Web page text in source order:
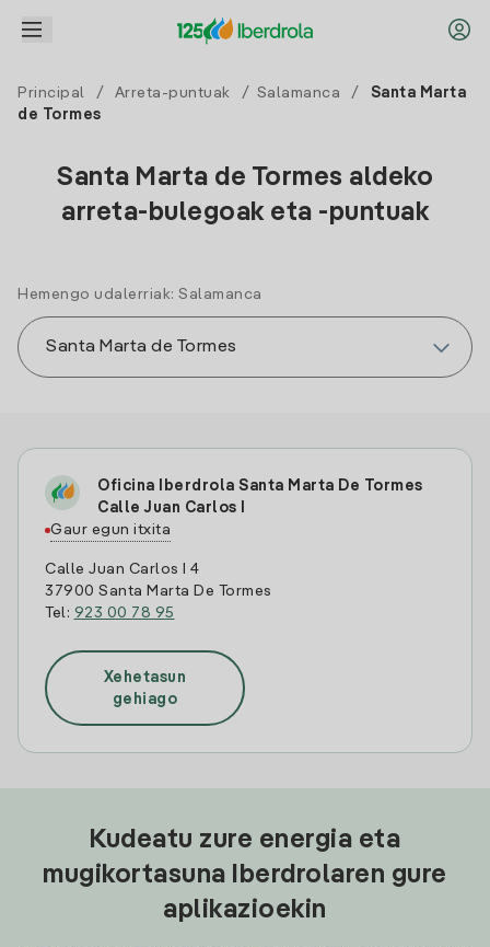
Principal / Arreta-puntuak / Salamanca /
Santa Marta
de Tormes
Santa Marta de Tormes aldeko
arreta-bulegoak eta -puntuak
Hemengo udalerriak: Salamanca
Oficina Iberdrola Santa Marta De Tormes
Calle Juan Carlos I
Gaur egun itxita
Calle Juan Carlos I 4
37900 Santa Marta De Tormes
Tel: 923 00 78 95
Xehetasun
gehiago
Kudeatu zure energia eta
mugikortasuna Iberdrolaren gure
aplikazioekin